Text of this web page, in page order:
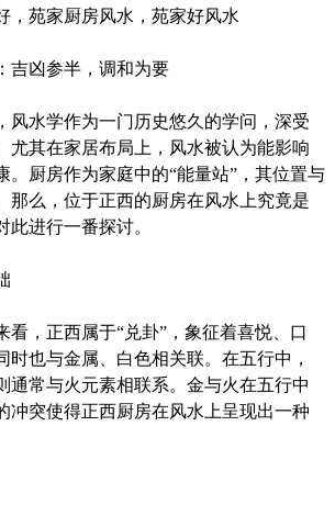
，苑家厨房风水，苑家好风水
吉凶参半，调和为要
风水学作为一门历史悠久的学问，深受
尤其在家居布局上，风水被认为能影响
。厨房作为家庭中的“能量站”，其位置与
那么，位于正西的厨房在风水上究竟是
进行一番探讨。
看，正西属于“兑卦”，象征着喜悦、口
时也与金属、白色相关联。在五行中，
通常与火元素相联系。金与火在五行中
冲突使得正西厨房在风水上呈现出一种